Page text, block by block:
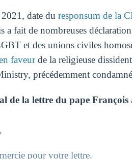
date du responsum de la
a fait de nombreuses
et des unions civiles
faveurde la religieuse
précédemment
de la lettre du pape
pour votre lettre.